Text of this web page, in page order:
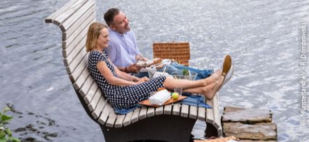
© Münsterland e.V. - R. Dombrowski